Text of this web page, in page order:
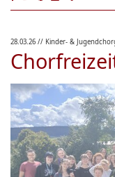
28.03.26 // Kinder- &